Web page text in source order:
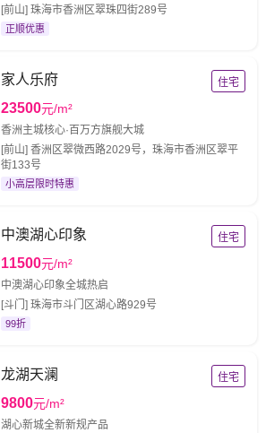
[前山] 珠海市香洲区翠珠四街289号
正顺优惠
家人乐府 住宅
23500元/m²
香洲主城核心·百万方旗舰大城
[前山] 香洲区翠微西路2029号，珠海市香洲区翠平
街133号
小高层限时特惠
中澳湖心印象 住宅
11500元/m²
中澳湖心印象全城热启
[斗门] 珠海市斗门区湖心路929号
99折
龙湖天澜 住宅
9800元/m²
湖心新城全新新规产品